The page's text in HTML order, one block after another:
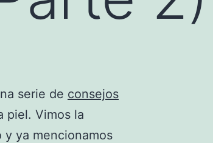
serie de consejos
piel. Vimos la
ya mencionamos